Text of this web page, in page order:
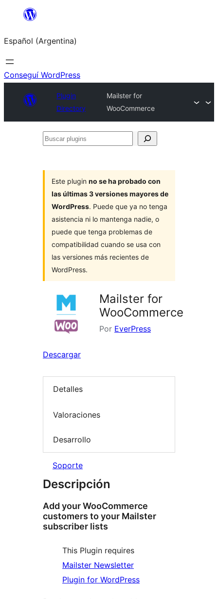
Saltar
contenido
Español (Argentina)
Conseguí WordPress
Plugin
Directory
Mailster for
WooCommerce
Buscar
Este plugin no se ha probado con
las últimas 3 versiones mayores de
WordPress. Puede que ya no tenga
asistencia ni lo mantenga nadie, o
puede que tenga problemas de
compatibilidad cuando se usa con
las versiones más recientes de
WordPress.
Mailster for
WooCommerce
Por EverPress
Descargar
Detalles
Valoraciones
Desarrollo
Soporte
Descripción
Add your WooCommerce
customers to your Mailster
subscriber lists
This Plugin requires
Mailster Newsletter
Plugin for WordPress